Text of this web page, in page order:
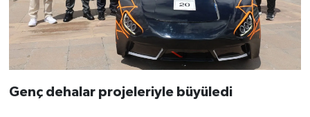
Genç dehalar projeleriyle büyüledi